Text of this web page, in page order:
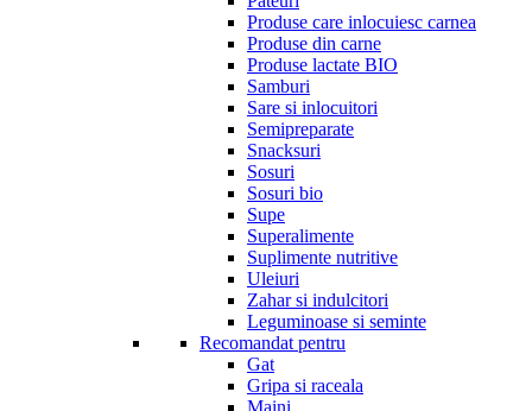
Produse care inlocuiesc carnea
Produse din carne
Produse lactate BIO
Samburi
Sare si inlocuitori
Semipreparate
Snacksuri
Sosuri
Sosuri bio
Supe
Superalimente
Suplimente nutritive
Uleiuri
Zahar si indulcitori
Leguminoase si seminte
Recomandat pentru
Gat
Gripa si raceala
Maini